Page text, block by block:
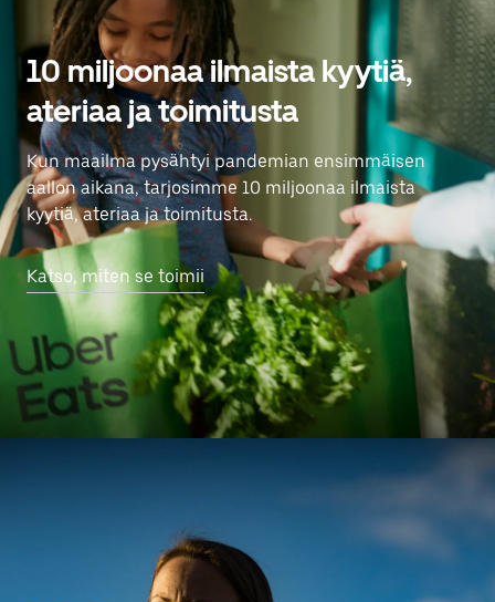
10 miljoonaa ilmaista kyytiä,
ateriaa ja toimitusta
Kun maailma pysähtyi pandemian ensimmäisen
aallon aikana, tarjosimme 10 miljoonaa ilmaista
kyytiä, ateriaa ja toimitusta.
Katso, miten se toimii